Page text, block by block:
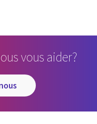
vous aider?